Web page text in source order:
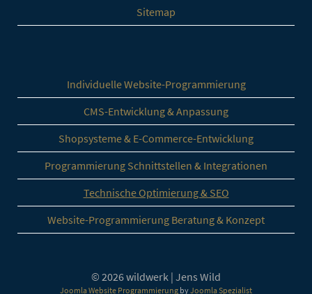
Sitemap
Individuelle Website-Programmierung
CMS-Entwicklung & Anpassung
Shopsysteme & E-Commerce-Entwicklung
Programmierung Schnittstellen & Integrationen
Technische Optimierung & SEO
Website-Programmierung Beratung & Konzept
© 2026 wildwerk | Jens Wild
Joomla Website Programmierung byJoomla Spezialist